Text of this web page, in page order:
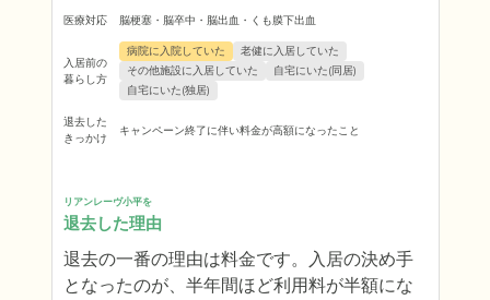
医療対応 脳梗塞・脳卒中・脳出血・くも膜下出血
入居前の
暮らし方
病院に入院していた
老健に入居していた
その他施設に入居していた
自宅にいた(同居)
自宅にいた(独居)
退去した
きっかけ
キャンペーン終了に伴い料金が高額になったこと
リアンレーヴ小平を
退去した理由
退去の一番の理由は料金です。入居の決め手
となったのが、半年間ほど利用料が半額にな